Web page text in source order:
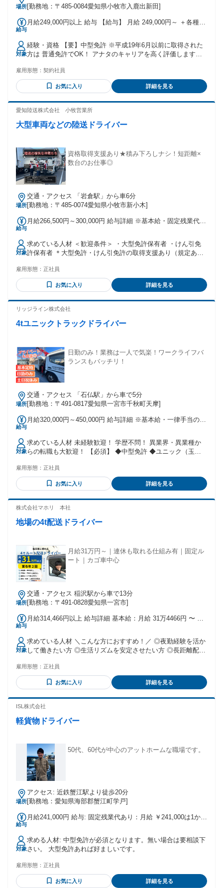
━━━━━━━━━━━━ ▶次の転職は、納得できる選択
働きやすさも手に入れたい。 そんな想いをお持ちの方は、ぜ
ちが全力でサポートします。
場所[勤務地：〒485-0084愛知県小牧市入鹿出新田]
給与
月給249,000円以上 給与 【給与】 月給 249,000円～ ＋各種手
10日頃)＋冬20万円(12月10日頃) 計40万円 ・正社員登用後は
賞与 ●昇給制度あり 【充実の各種手当】 ●無事故手当(22,000
円/月) ●家族手当 ・配偶者あり(10,000円/月) ・子供1人(5,000
円/月) ・子供2人目以降(2,000円/月) ●住宅手当 ・世帯主 配偶
夜手当 ●通勤手当 ドライバーさんの頑張りはしっかりと還元
致します！ 前職より収入が増えたというドライバーさんも多
数います♪ ※見習期間あり/3ヶ月 時給1,345円+残業代(会社規
定) 【支払いについて】 毎月月末締め・翌月20日振り込み
(土・日および祭日は前日支給) 【交通費】 車通勤OK(無料駐
車場有)
対象
経験・資格 【要】中型免許 ※平成19年6月以前に取得された
方は 普通免許でOK！ アナタのキャリアを高く評価します！
す！ ■未経験OK♪ (普通免許しかない方も応相談！) ■シニア・
女性活躍中♪
雇用形態： 契約社員
お気に入り 詳細を見る
愛知陸送株式会社 小牧営業所
大型車両などの陸送ドライバー
資格取得支援あり★積み下ろしナシ！短距離×
数台のお仕事◎
場所
交通・アクセス 「岩倉駅」から車6分
[勤務地：〒485-0074愛知県小牧市新小木]
給与
月給266,500円～300,000円 給与詳細 ※基本給・固定残業代・
代：あり 1ヶ月あたり1万8000円（固定残業時間：1ヶ月あた
り10時間） 固定残業時間を超えた勤務時間については別途残
業代を支給する 【一律手当】 全員に一律で支払われる通勤・
皆勤・家族手当金額：なし 全員に一律で支払われるその他手
して決定します。 ＜その他別途支給手当＞ 通勤手当：通勤距
離により規定支給 家族手当：扶養家族の配偶者1名につき月
4000円、子ども1名につき月1000円 ※固定残業代を超える残
業手当、深夜手当、休日出勤手当は別途支給
対象
求めている人材 ＜歓迎条件＞ ・大型免許保有者 ・けん引免
許保有者 ＊大型免許・けん引免許の取得支援あり（規定あ
考慮いたしますのでご相談ください。 ＼こんな方にオスス
メ！／ ・運転をすることが好き ・大型免許を活かしたい ・
いろんな車を運転したい ・短距離、中距離運転がいい
雇用形態： 正社員
お気に入り 詳細を見る
リッジライン株式会社
4tユニックトラックドライバー
日勤のみ！業務は一人で気楽！ワークライフバ
ランスもバッチリ！
場所
交通・アクセス 「石仏駅」から車で5分
[勤務地：〒491-0817愛知県一宮市千秋町天摩]
給与
月給320,000円～450,000円 給与詳細 ※基本給・一律手当の総
手当】 全員に一律で支払われる通勤・皆勤・家族手当金額：
なし 全員に一律で支払われるその他手当金額：あり 1ヶ月あ
たり3万円
対象
求めている人材 未経験歓迎！ 学歴不問！ 異業界・異業種か
らの転職も大歓迎！ 【必須】 ◆中型免許 ◆ユニック（玉掛
ドライバー経験がある方 【こんな方にもピッタリ！】 ◆安定
した収入が欲しい方 ◆景気による波が小さい業界で働きたい
方 ◆正社員で腰を据えて働きたい方 ◆完全週休2日でしっか
雇用形態： 正社員
お気に入り 詳細を見る
株式会社マホリ 本社
地場の4t配送ドライバー
月給31万円～｜連休も取れる仕組み有｜固定ル
ート｜カゴ車中心
場所
交通・アクセス 稲沢駅から車で13分
[勤務地：〒491-0828愛知県一宮市]
給与
月給314,466円以上 給与詳細 基本給：月給 31万4466円 〜 固
皆勤・家族手当金額：あり 全員に一律で支払われるその他手
当金額：なし 月給31万266円以上＋通勤手当＋賞与年2回 【給
与の内訳】 基本給178,000円 無事故手当5,000円 職務手当
30,000円 みなし残業手当76,951円(50時間分) みなし深夜手当
規定に準ずる） 【支給額面合計314,466円～】 + 通勤手当補
助 （燃料高騰による 通勤手当の10%を上乗せ補助) 【実際の
残業について】 平均残業時間は月20時間程度です。 40時間を
超えることは、 多くありません。 実際の残業が少ない月で
も、 給与は減額されません。 ※みなし超過分は別途支給しま
す。
対象
求めている人材 ＼こんな方におすすめ！／ ◎夜勤経験を活か
して働きたい方 ◎生活リズムを安定させたい方 ◎長距離配送
たい方 ◎身体への負担を減らして長く働きたい方 ◎安定企業
で腰を据えて働きたい方 ◎固定ルートで無理なく働きたい方
【応募条件】 ■準中型免許または中型免許 ■中型ドライバー経
経験が浅い方 ◎ブランクのある方 ◎4t車の経験が少ない方 入
えします ので、安心してスタートできます。 ■20代〜50代ま
すい職場認証（二つ星） 長距離配送から転職した方も活躍
中！ 毎日帰宅できる働き方や、 長距離運転のない環境に魅力
を感じて 転職される方も多くいます。 年齢の条件と理由：あ
り（例外事由1号・65歳未満（定年のため） ☆再雇用制度 (65
雇用形態： 正社員
お気に入り 詳細を見る
ISL株式会社
軽貨物ドライバー
50代、60代が中心のアットホームな職場です。
場所
アクセス: 近鉄蟹江駅より徒歩20分
[勤務地：愛知県海部郡蟹江町学戸]
給与
月給241,000円 給与: 固定残業代あり：月給 ￥241,000は1か月
間を超える残業代は追加で支給する。 昇給年１回
対象
求める人材: 中型免許が必須となります。無い場合は要相談下
さい。 大型免許あれば好ましいです。
雇用形態： 正社員
お気に入り 詳細を見る